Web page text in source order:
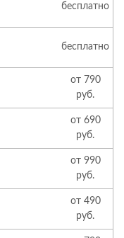
бесплатно
бесплатно
от 790
руб.
от 690
руб.
от 990
руб.
от 490
руб.